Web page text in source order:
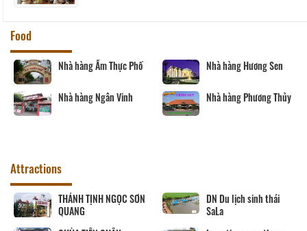
Food
Nhà hàng Ẩm Thực Phố Nhà hàng Hương Sen
Nhà hàng Ngân Vinh Nhà hàng Phương Thủy
Attractions
THÁNH TỊNH NGỌC SƠN
QUANG
DN Du lịch sinh thái
SaLa